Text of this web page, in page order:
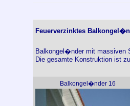
Feuerverzinktes
Balkongel�nder mit massiven
Die gesamte Konstruktion ist
Balkongel�nder 16